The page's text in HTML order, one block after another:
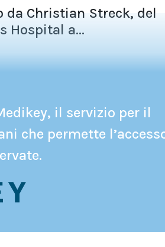
da Christian Streck, del
Hospital a...
il servizio per il
che permette